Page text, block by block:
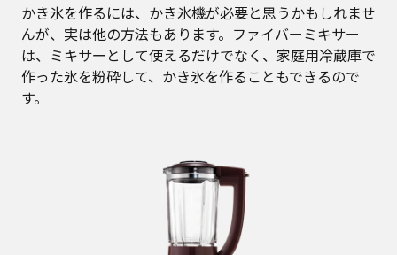
かき氷を作るには、かき氷機が必要と思うかもしれませ
んが、実は他の方法もあります。ファイバーミキサー
は、ミキサーとして使えるだけでなく、家庭用冷蔵庫で
作った氷を粉砕して、かき氷を作ることもできるので
す。